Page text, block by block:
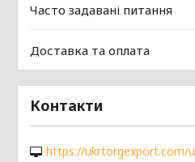
Часто задавані питання
Доставка та оплата
Контакти
https://ukrtorgexport.com/